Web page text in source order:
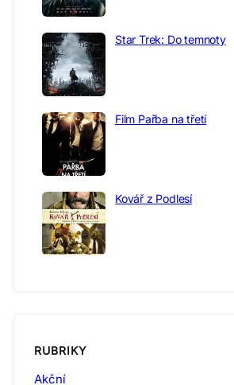
Star Trek: Do temnoty
Film Pařba na třetí
Kovář z Podlesí
RUBRIKY
Akční